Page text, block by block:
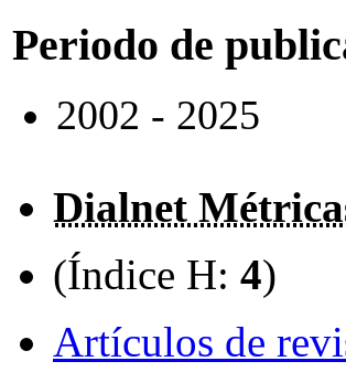
Periodo de
2002 - 2025
Dialnet
(Índice H: 4)
Artículos de